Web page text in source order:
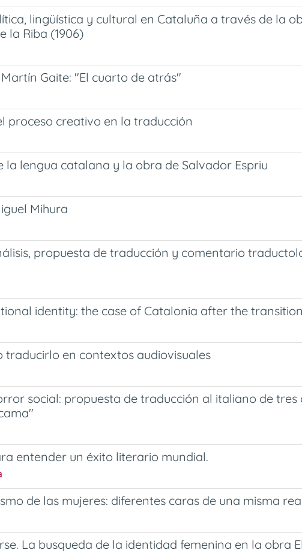
lingüística y cultural en Cataluña a través de la
la Riba (1906)
Gaite: "El cuarto de atrás"
proceso creativo en la traducción
la lengua catalana y la obra de Salvador Espriu
Mihura
propuesta de traducción y comentario
identity: the case of Catalonia after the
traducirlo en contextos audiovisuales
social: propuesta de traducción al italiano de tres
entender un éxito literario mundial.
de las mujeres: diferentes caras de una misma
La busqueda de la identidad femenina en la obra